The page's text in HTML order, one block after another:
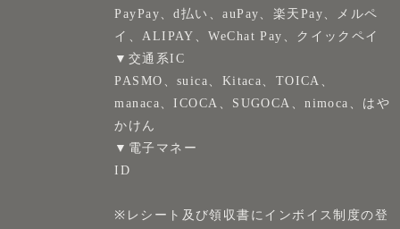
PayPay、d払い、auPay、楽天Pay、メルペ
イ、ALIPAY、WeChat Pay、クイックペイ
▼交通系IC
PASMO、suica、Kitaca、TOICA、
manaca、ICOCA、SUGOCA、nimoca、はや
かけん
▼電子マネー
ID
※レシート及び領収書にインボイス制度の登